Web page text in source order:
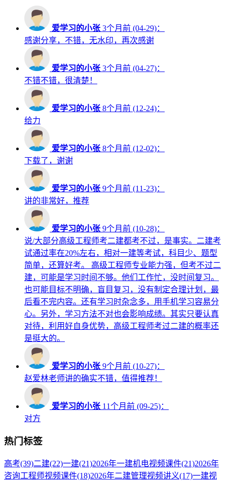
爱学习的小张 3个月前 (04-29)：
感谢分享，不错，无水印，再次感谢
爱学习的小张 3个月前 (04-27)：
不错不错，很清楚！
爱学习的小张 8个月前 (12-24)：
给力
爱学习的小张 8个月前 (12-02)：
下载了，谢谢
爱学习的小张 9个月前 (11-23)：
讲的非常好，推荐
爱学习的小张 9个月前 (10-28)：
说/大部分高级工程师考二建都考不过，是事实。二建考
试通过率在20%左右，相对一建等考试，科目少、题型
简单，还算好考。 高级工程师专业能力强，但考不过二
建，可能是学习时间不够。他们工作忙，没时间复习。
也可能目标不明确，盲目复习，没有制定合理计划，最
后看不完内容。还有学习时杂念多，用手机学习容易分
心。另外，学习方法不对也会影响成绩。其实只要认真
对待，利用好自身优势，高级工程师考过二建的概率还
是挺大的。
爱学习的小张 9个月前 (10-27)：
赵爱林老师讲的确实不错，值得推荐！
爱学习的小张 11个月前 (09-25)：
对方
热门标签
高考(39)二建(22)一建(21)2026年一建机电视频课件(21)2026年
咨询工程师视频课件(18)2026年二建管理视频讲义(17)一建视